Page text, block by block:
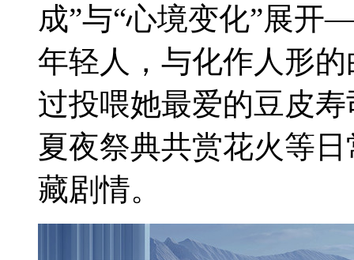
成”与“心境变化”展
年轻人，与化作人形
过投喂她最爱的豆皮
夏夜祭典共赏花火等
藏剧情。